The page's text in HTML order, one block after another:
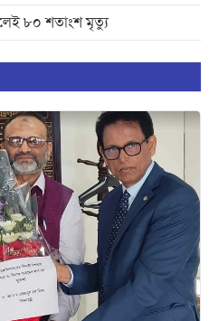
৮০ শতাংশ মৃত্যু